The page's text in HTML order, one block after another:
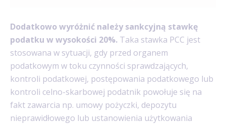
Dodatkowo wyróżnić należy sankcyjną stawkę
podatku w wysokości 20%. Taka stawka PCC jest
stosowana w sytuacji, gdy przed organem
podatkowym w toku czynności sprawdzających,
kontroli podatkowej, postępowania podatkowego lub
kontroli celno-skarbowej podatnik powołuje się na
fakt zawarcia np. umowy pożyczki, depozytu
nieprawidłowego lub ustanowienia użytkowania